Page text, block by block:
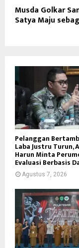
Musda Golkar
Satya Maju
Pelanggan
Laba Justru Turun,
Harun Minta
Evaluasi Berbasis
Agustus 7, 2026